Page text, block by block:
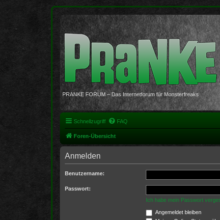
PRANKE FORUM – Das Internetforum für Monsterfreaks
Schnellzugriff FAQ
Foren-Übersicht
Anmelden
Benutzername:
Passwort:
Ich habe mein Passwort
Angemeldet bleiben